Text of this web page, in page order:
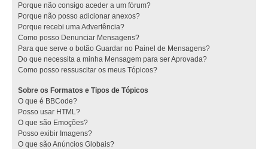
Porque não consigo aceder a um fórum?
Porque não posso adicionar anexos?
Porque recebi uma Advertência?
Como posso Denunciar Mensagens?
Para que serve o botão Guardar no Painel de Mensagens?
Do que necessita a minha Mensagem para ser Aprovada?
Como posso ressuscitar os meus Tópicos?
Sobre os Formatos e Tipos de Tópicos
O que é BBCode?
Posso usar HTML?
O que são Emoções?
Posso exibir Imagens?
O que são Anúncios Globais?